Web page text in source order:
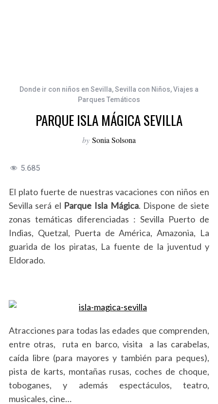
Donde ir con niños en Sevilla,Sevilla con Niños,Viajes a
Parques Temáticos
PARQUE ISLA MÁGICA SEVILLA
by Sonia Solsona
5.685
El plato fuerte de nuestras vacaciones con niños en
Sevilla será el Parque Isla Mágica. Dispone de siete
zonas temáticas diferenciadas : Sevilla Puerto de
Indias, Quetzal, Puerta de América, Amazonia, La
guarida de los piratas, La fuente de la juventud y
Eldorado.
Atracciones para todas las edades que comprenden,
entre otras, ruta en barco, visita a las carabelas,
caída libre (para mayores y también para peques),
pista de karts, montañas rusas, coches de choque,
toboganes, y además espectáculos, teatro,
musicales, cine…